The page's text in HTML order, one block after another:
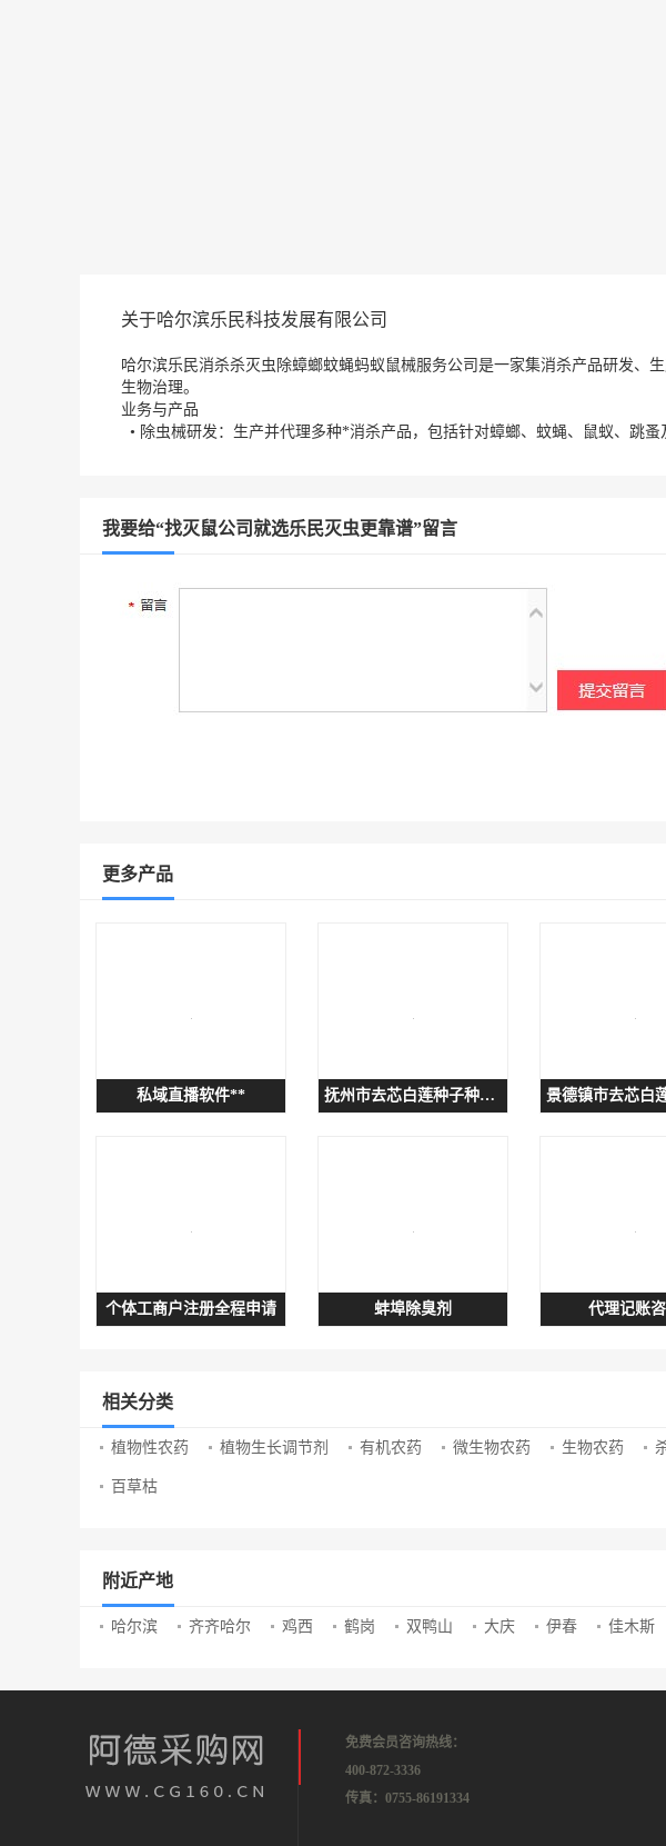
关于哈尔滨乐民科技发展有限公司
哈尔滨乐民消杀杀灭虫除蟑螂蚊蝇蚂蚁鼠械服务公司是一家集消杀产品研发、
生物治理。
业务与产品
• 除虫械研发：生产并代理多种*消杀产品，包括针对蟑螂、蚊蝇、鼠蚁、跳
我要给“找灭鼠公司就选乐民灭虫更靠谱”留言
更多产品
私域直播软件** 抚州市去芯白莲种子种子招商代理
个体工商户注册全程申请 蚌埠除臭剂 代理记账
相关分类
植物性农药 植物生长调节剂 有机农药 微生物农药 生物农药
百草枯
附近产地
哈尔滨 齐齐哈尔 鸡西 鹤岗 双鸭山 大庆 伊春 佳木斯
免费会员咨询热线：
400-872-3336
传真：0755-86191334